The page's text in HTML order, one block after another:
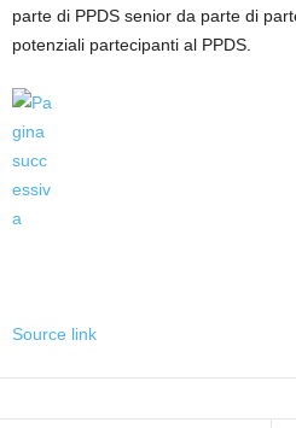
parte di PPDS senior da parte di
potenziali partecipanti al PPDS.
Source link